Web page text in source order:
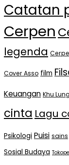
Catatan
Cerpen
legenda
Cover Asso film
Keuangan Khu Lung
cinta Lagu
Psikologi Puisi sains
Sosial Budaya